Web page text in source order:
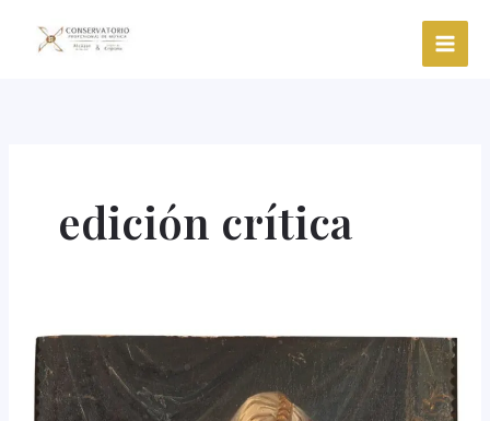
edición crítica